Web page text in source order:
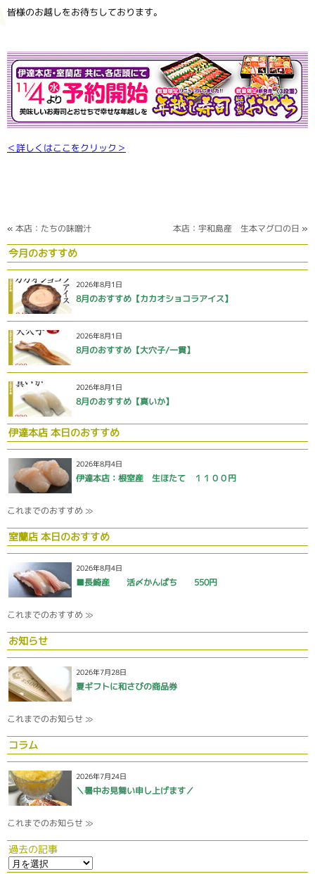
皆様のお越しをお待ちしております。
＜詳しくはここをクリック＞
« 本店：たちの味噌汁 本店：宇和島産 生本マグロの日 »
今月のおすすめ
2026年8月1日
8月のおすすめ【カカオショコラアイス】
2026年8月1日
8月のおすすめ【大穴子/一貫】
2026年8月1日
8月のおすすめ【真いか】
伊達本店 本日のおすすめ
2026年8月4日
伊達本店：根室産 生ほたて １１００円
これまでのおすすめ ≫
室蘭店 本日のおすすめ
2026年8月4日
■長崎産 活〆かんぱち 550円
これまでのおすすめ ≫
お知らせ
2026年7月28日
夏ギフトに和さびの商品券
これまでのお知らせ ≫
コラム
2026年7月24日
＼暑中お見舞い申し上げます／
これまでのお知らせ ≫
過去の記事